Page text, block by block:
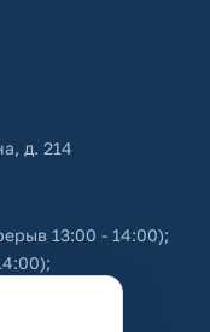
д. 214
13:00 - 14:00);